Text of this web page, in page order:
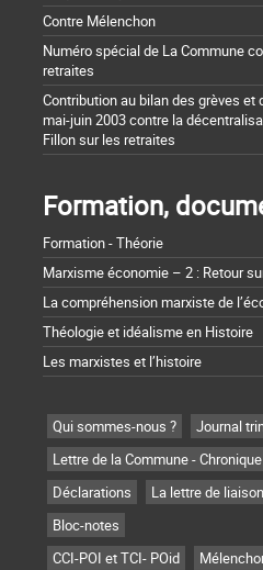
Contre Mélenchon
Numéro spécial de La Commune
retraites
Contribution au bilan des grèves
mai-juin 2003 contre la
Fillon sur les retraites
Formation,
Formation - Théorie
Marxisme économie – 2 : Retour
La compréhension marxiste de
Théologie et idéalisme en Histoire
Les marxistes et l’histoire
Qui sommes-nous ? Journal
Lettre de la Commune -
Déclarations
La lettre de liaison
Bloc-notes
CCI-POI et TCI- POid